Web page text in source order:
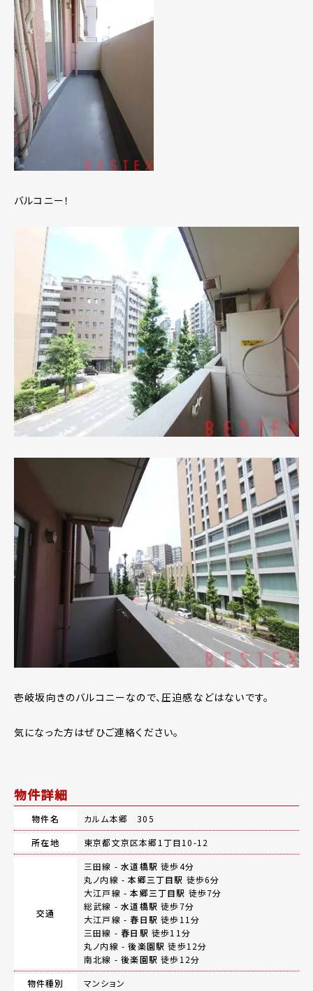
バルコニー！
壱岐坂向きのバルコニーなので、圧迫感などはないです。
気になった方はぜひご連絡ください。
物件詳細
物件名
カルム本郷 305
所在地
東京都文京区本郷1丁目10-12
交通
三田線 -水道橋駅 徒歩4分
丸ノ内線 -本郷三丁目駅 徒歩6分
大江戸線 -本郷三丁目駅 徒歩7分
総武線 -水道橋駅 徒歩7分
大江戸線 - 春日駅 徒歩11分
三田線 - 春日駅 徒歩11分
丸ノ内線 -後楽園駅 徒歩12分
南北線 -後楽園駅 徒歩12分
物件種別
マンション